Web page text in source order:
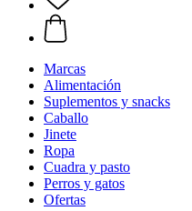
Marcas
Alimentación
Suplementos y snacks
Caballo
Jinete
Ropa
Cuadra y pasto
Perros y gatos
Ofertas